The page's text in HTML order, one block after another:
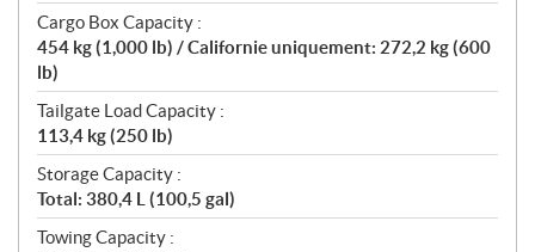
Cargo Box Capacity :
454 kg (1,000 lb) / Californie uniquement: 272,2 kg (600
lb)
Tailgate Load Capacity :
113,4 kg (250 lb)
Storage Capacity :
Total: 380,4 L (100,5 gal)
Towing Capacity :